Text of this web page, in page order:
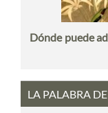
Dónde puede
LA PALABRA